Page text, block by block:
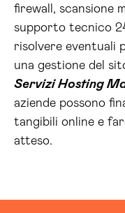
firewall, scansione
supporto tecnico
risolvere eventuali
una gestione del
Servizi Hosting
aziende possono
tangibili online e
atteso.